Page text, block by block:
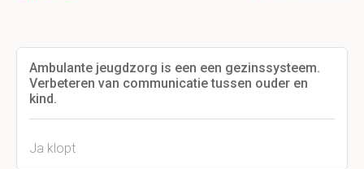
Ambulante jeugdzorg is een een gezinssysteem.
Verbeteren van communicatie tussen ouder en
kind.
Ja klopt